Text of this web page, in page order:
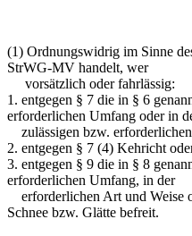
(1) Ordnungswidrig im Sinne
StrWG-MV handelt, wer
vorsätzlich oder fahrlässig:
1. entgegen § 7 die in § 6
erforderlichen Umfang oder in
zulässigen bzw.
2. entgegen § 7 (4) Kehricht
3. entgegen § 9 die in § 8
erforderlichen Umfang, in der
erforderlichen Art und Weise
Schnee bzw. Glätte befreit.